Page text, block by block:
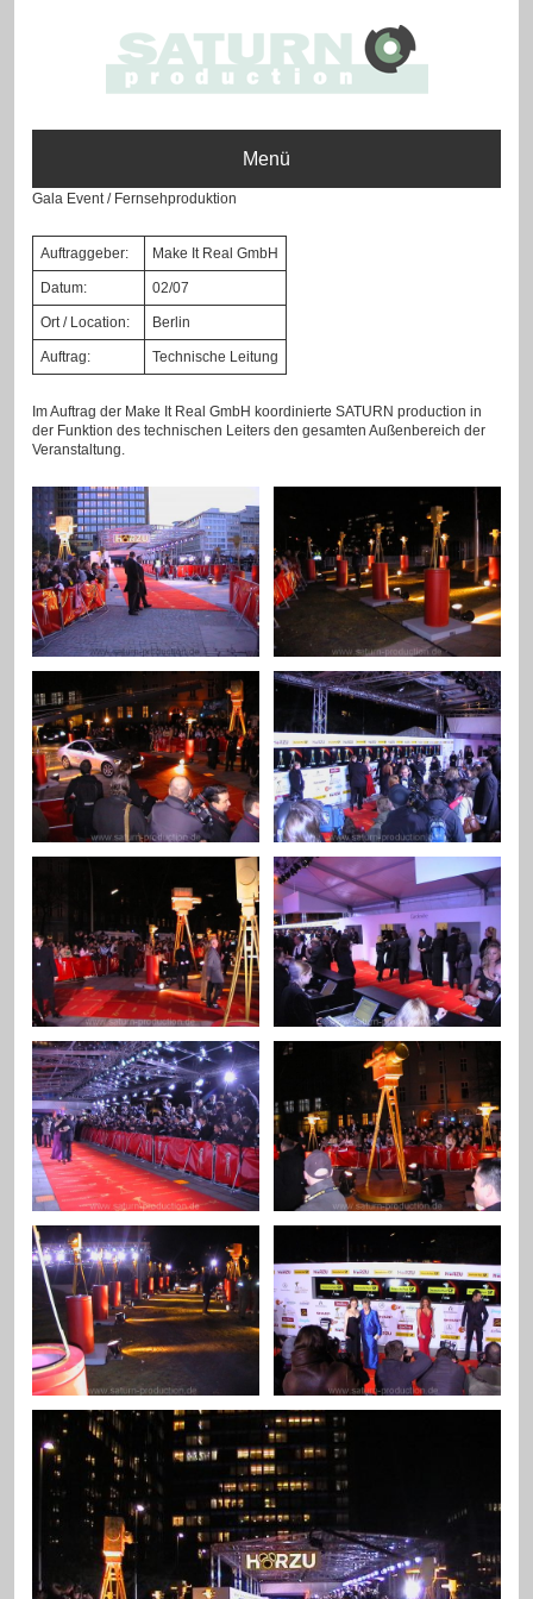
Menü
Gala Event / Fernsehproduktion
Auftraggeber: Make It Real GmbH
Datum: 02/07
Ort / Location: Berlin
Auftrag: Technische Leitung
Im Auftrag der Make It Real GmbH koordinierte SATURN production in
der Funktion des technischen Leiters den gesamten Außenbereich der
Veranstaltung.